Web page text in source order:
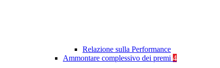
Relazione sulla Performance
Ammontare complessivo dei premi 4